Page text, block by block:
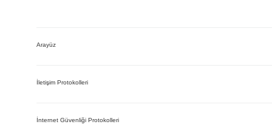
Arayüz
İletişim Protokolleri
İnternet Güvenliği Protokolleri